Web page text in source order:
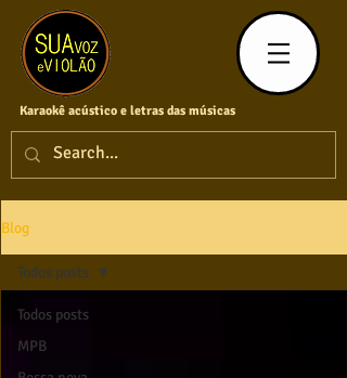
Karaokê acústico e letras das músicas
Blog
Todos posts
MPB
Todos posts